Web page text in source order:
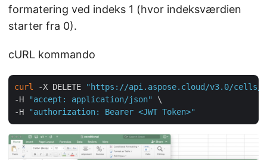
formatering ved indeks 1 (hvor indeksværdien
starter fra 0).
cURL kommando
curl -X DELETE
"https://api.aspose.cloud/v3.0/cells/
-H
"accept: application/json"
\
-H
"authorization: Bearer <JWT Token>"